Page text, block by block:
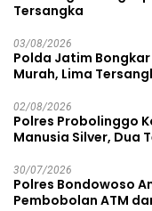
Tersangka
03/08/2026
Polda Jatim
Murah, Lima
02/08/2026
Polres Probolinggo
Manusia Silver, Dua
30/07/2026
Polres Bondowoso
Pembobolan ATM